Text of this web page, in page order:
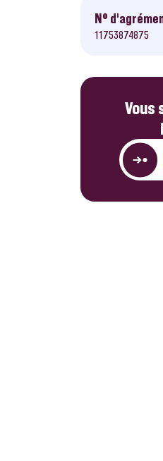
N°
11753874875
Vous